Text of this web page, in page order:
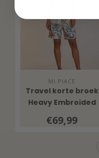
MI PIACE
Travel korte broek
Heavy Embroided
Multicolour
€69,99